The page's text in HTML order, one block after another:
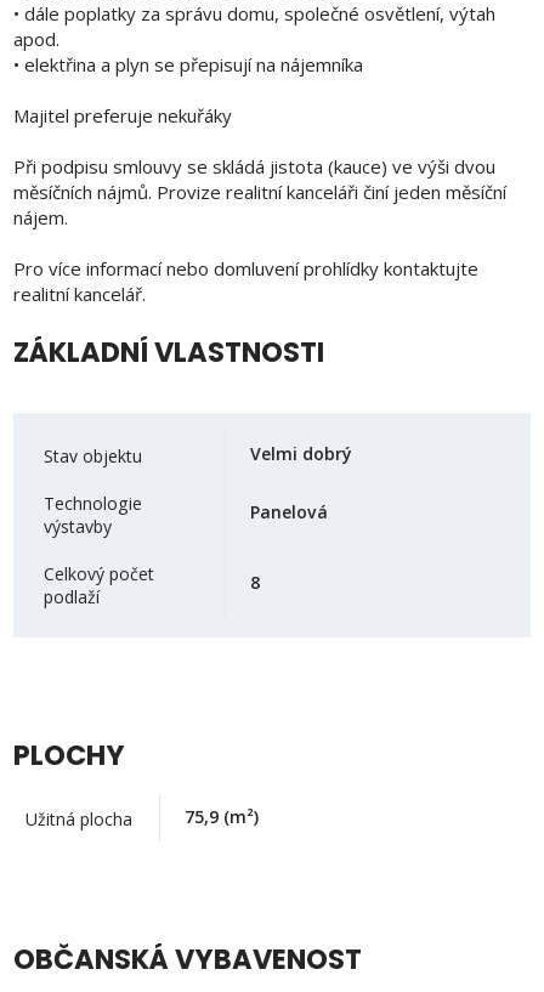
• dále poplatky za správu domu, společné osvětlení, výtah
apod.
• elektřina a plyn se přepisují na nájemníka
Majitel preferuje nekuřáky
Při podpisu smlouvy se skládá jistota (kauce) ve výši dvou
měsíčních nájmů. Provize realitní kanceláři činí jeden měsíční
nájem.
Pro více informací nebo domluvení prohlídky kontaktujte
realitní kancelář.
ZÁKLADNÍ VLASTNOSTI
Stav objektu Velmi dobrý
Technologie
výstavby
Panelová
Celkový počet
podlaží
8
PLOCHY
Užitná plocha 75,9 (m²)
OBČANSKÁ VYBAVENOST